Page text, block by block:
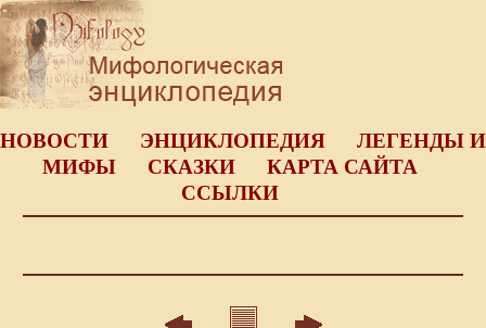
НОВОСТИ ЭНЦИКЛОПЕДИЯ
ЛЕГЕНДЫ И
МИФЫ
СКАЗКИ
КАРТА САЙТА
ССЫЛКИ